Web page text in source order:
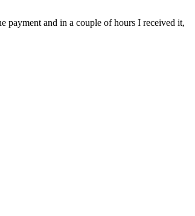
payment and in a couple of hours I received it,